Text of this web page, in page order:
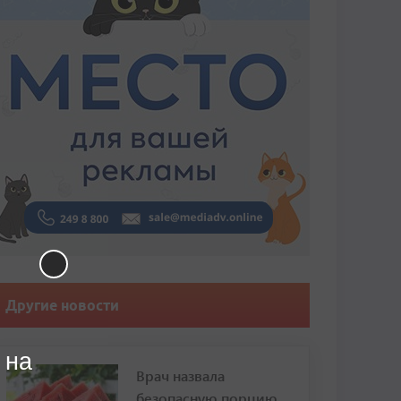
Другие новости
Врач назвала